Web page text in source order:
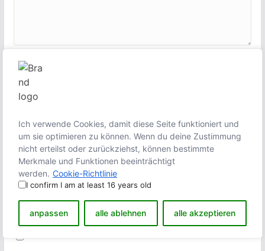
Ich verwende Cookies, damit diese Seite funktioniert und
um sie optimieren zu können. Wenn du deine Zustimmung
nicht erteilst oder zurückziehst, können bestimmte
Merkmale und Funktionen beeinträchtigt
werden. Cookie-Richtlinie
I confirm I am at least 16 years old
anpassen alle ablehnen alle akzeptieren
Name
E-Mail-Adresse*
Website